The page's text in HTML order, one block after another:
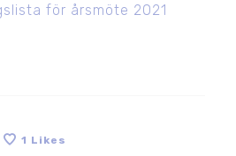
för årsmöte 2021
1 Likes